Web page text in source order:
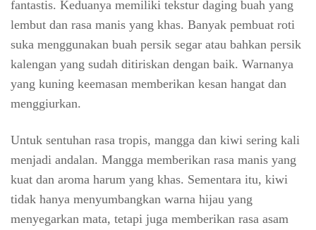
fantastis. Keduanya memiliki tekstur daging buah yang
lembut dan rasa manis yang khas. Banyak pembuat roti
suka menggunakan buah persik segar atau bahkan persik
kalengan yang sudah ditiriskan dengan baik. Warnanya
yang kuning keemasan memberikan kesan hangat dan
menggiurkan.
Untuk sentuhan rasa tropis, mangga dan kiwi sering kali
menjadi andalan. Mangga memberikan rasa manis yang
kuat dan aroma harum yang khas. Sementara itu, kiwi
tidak hanya menyumbangkan warna hijau yang
menyegarkan mata, tetapi juga memberikan rasa asam